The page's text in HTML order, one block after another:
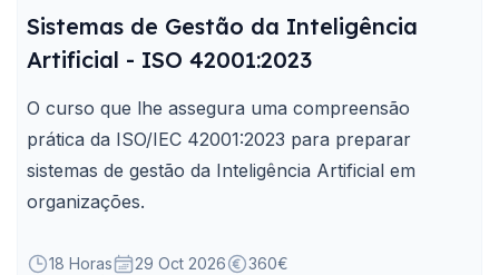
Sistemas de Gestão da Inteligência
Artificial - ISO 42001:2023
O curso que lhe assegura uma compreensão
prática da ISO/IEC 42001:2023 para preparar
sistemas de gestão da Inteligência Artificial em
organizações.
18 Horas 29 Oct 2026
360€